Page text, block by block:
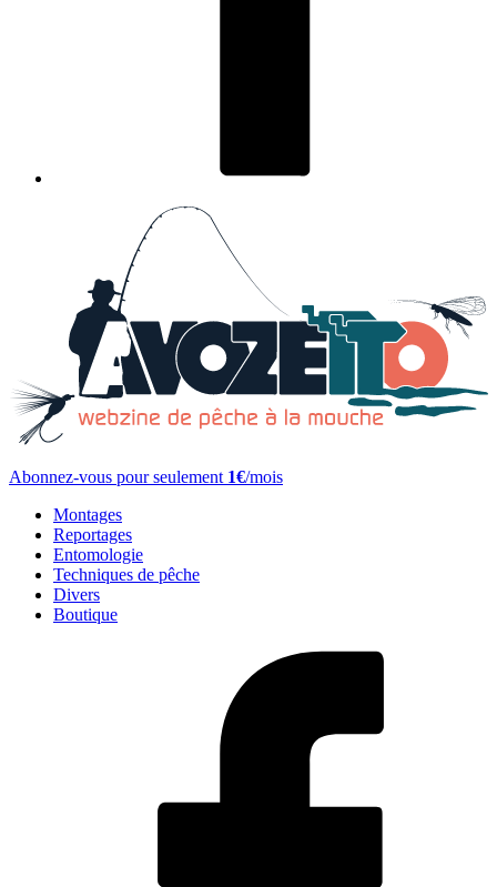
Abonnez-vous pour seulement 1€/mois
Montages
Reportages
Entomologie
Techniques de pêche
Divers
Boutique